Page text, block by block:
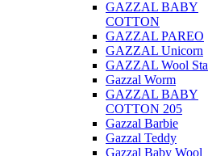
GAZZAL BABY
COTTON
GAZZAL PAREO
GAZZAL Unicorn
GAZZAL Wool
Gazzal Worm
GAZZAL BABY
COTTON 205
Gazzal Barbie
Gazzal Teddy
Gazzal Baby Wool